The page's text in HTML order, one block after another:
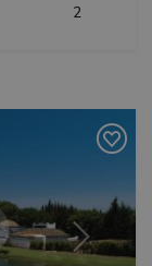
2
Suivant